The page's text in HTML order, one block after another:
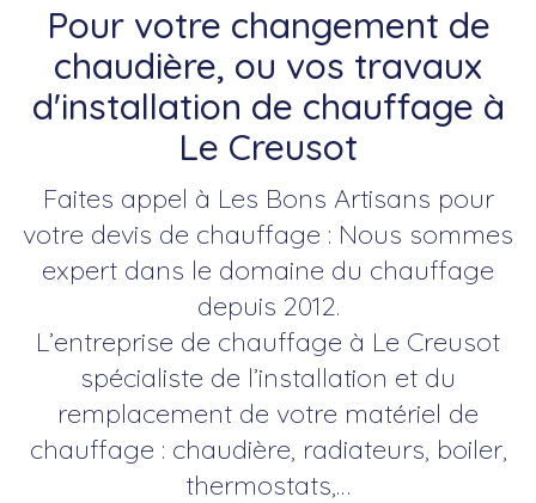
Pour votre changement de
chaudière, ou vos travaux
d'installation de chauffage à
Le Creusot
Faites appel à Les Bons Artisans pour
votre devis de chauffage : Nous sommes
expert dans le domaine du chauffage
depuis 2012.
L’entreprise de chauffage à Le Creusot
spécialiste de l’installation et du
remplacement de votre matériel de
chauffage : chaudière, radiateurs, boiler,
thermostats,…